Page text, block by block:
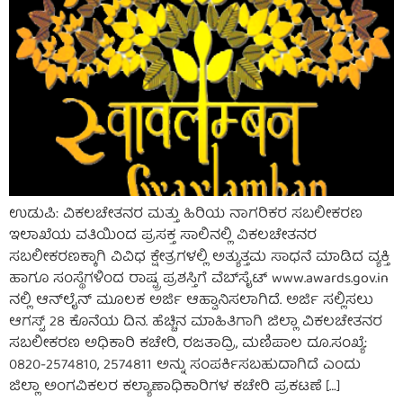
ಉಡುಪಿ: ವಿಕಲಚೇತನರ ಮತ್ತು ಹಿರಿಯ ನಾಗರಿಕರ ಸಬಲೀಕರಣ
ಇಲಾಖೆಯ ವತಿಯಿಂದ ಪ್ರಸಕ್ತ ಸಾಲಿನಲ್ಲಿ ವಿಕಲಚೇತನರ
ಸಬಲೀಕರಣಕ್ಕಾಗಿ ವಿವಿಧ ಕ್ಷೇತ್ರಗಳಲ್ಲಿ ಅತ್ಯುತ್ತಮ ಸಾಧನೆ ಮಾಡಿದ ವ್ಯಕ್ತಿ
ಹಾಗೂ ಸಂಸ್ಥೆಗಳಿಂದ ರಾಷ್ಟ್ರ ಪ್ರಶಸ್ತಿಗೆ ವೆಬ್‌ಸೈಟ್ www.awards.gov.in
ನಲ್ಲಿ ಆನ್‌ಲೈನ್ ಮೂಲಕ ಅರ್ಜಿ ಆಹ್ವಾನಿಸಲಾಗಿದೆ. ಅರ್ಜಿ ಸಲ್ಲಿಸಲು
ಆಗಸ್ಟ್ 28 ಕೊನೆಯ ದಿನ. ಹೆಚ್ಚಿನ ಮಾಹಿತಿಗಾಗಿ ಜಿಲ್ಲಾ ವಿಕಲಚೇತನರ
ಸಬಲೀಕರಣ ಅಧಿಕಾರಿ ಕಚೇರಿ, ರಜತಾದ್ರಿ, ಮಣಿಪಾಲ ದೂ.ಸಂಖ್ಯೆ:
0820-2574810, 2574811 ಅನ್ನು ಸಂಪರ್ಕಿಸಬಹುದಾಗಿದೆ ಎಂದು
ಜಿಲ್ಲಾ ಅಂಗವಿಕಲರ ಕಲ್ಯಾಣಾಧಿಕಾರಿಗಳ ಕಚೇರಿ ಪ್ರಕಟಣೆ […]